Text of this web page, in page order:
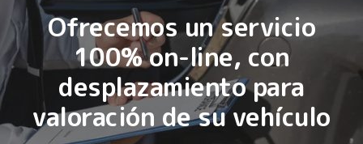
Ofrecemos un servicio
100% on-line, con
desplazamiento para
valoración de su vehículo